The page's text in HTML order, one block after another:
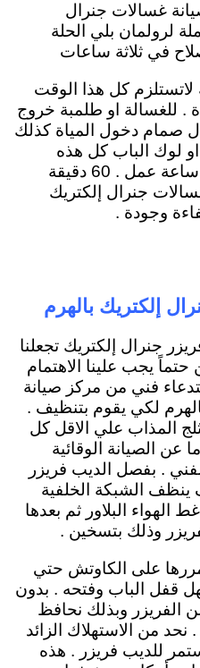
غسالات جنرال
لرولمان بلي الحلة
في ثلاثة ساعات
كل هذا الوقت
. للغسالة او طلمبة خروج
صمام دخول المياة كذلك
لوك الباب كل هذه
الاعطال لاتستغرق اكثر من ساعة عمل . 60 دقيقة
جنرال إلكتريك
وجودة .
إلكتريك بالهرم
جنرال إلكتريك تجعلنا
حتماً يجب علينا الاهتمام
فني من مركز صيانة
لكي يقوم بتنظيف .
المذاب علي الاقل كل
الصيانة الوقائية
. بفصل الديب فريزر
الشبكة الخلفية
الهواء البلاور ثم بعدها
وذلك بتسخين .
على الكاوتش حتي
قفل الباب وفتحه . بدون
الفريزر وبذلك نحافظ
نحد من الاستهلاك الزائد
للديب فريزر . هذه